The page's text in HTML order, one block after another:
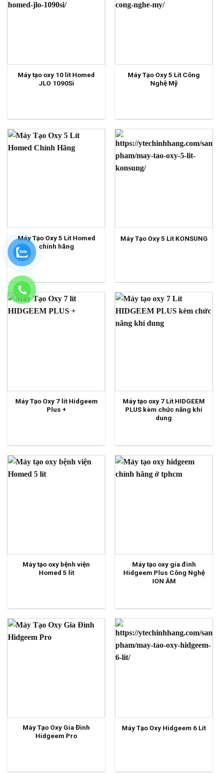
Máy tạo oxy 10 lít Homed
JLO 1090Si
Máy Tạo Oxy 5 Lít Công
Nghệ Mỹ
Máy Tạo Oxy 5 Lít Homed
chính hãng
Máy Tạo Oxy 5 Lít KONSUNG
Máy Tạo Oxy 7 lít Hidgeem
Plus +
Máy tạo oxy 7 Lít HIDGEEM
PLUS kèm chức năng khí
dung
Máy tạo oxy bệnh viện
Homed 5 lít
Máy tạo oxy gia đình
Hidgeem Plus Công Nghệ
ION ÂM
Máy Tạo Oxy Gia Đình
Hidgeem Pro
Máy Tạo Oxy Hidgeem 6 Lít